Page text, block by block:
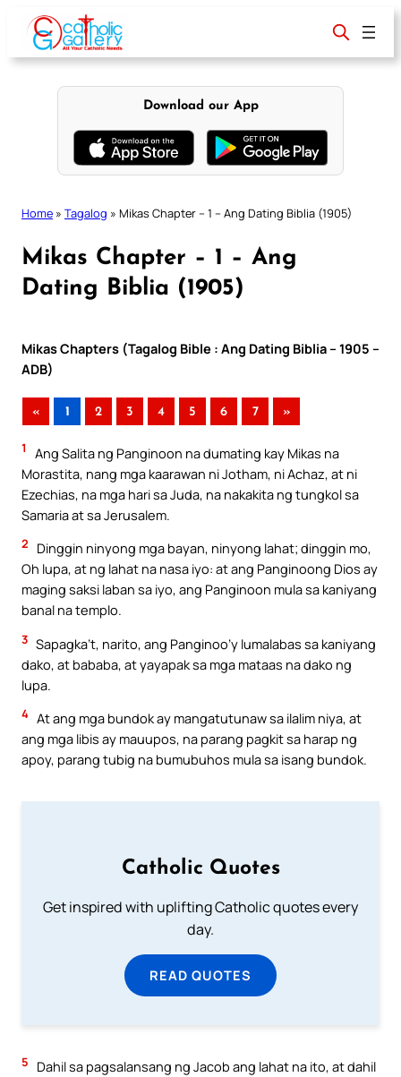
content
Download our App
Home » Tagalog » Mikas Chapter – 1 – Ang Dating Biblia (1905)
Mikas Chapter – 1 – Ang
Dating Biblia (1905)
Mikas Chapters (Tagalog Bible : Ang Dating Biblia – 1905 –
ADB)
« 1 2 3 4 5 6 7 »
1
Ang Salita ng Panginoon na dumating kay Mikas na
Morastita, nang mga kaarawan ni Jotham, ni Achaz, at ni
Ezechias, na mga hari sa Juda, na nakakita ng tungkol sa
Samaria at sa Jerusalem.
2
Dinggin ninyong mga bayan, ninyong lahat; dinggin mo,
Oh lupa, at ng lahat na nasa iyo: at ang Panginoong Dios ay
maging saksi laban sa iyo, ang Panginoon mula sa kaniyang
banal na templo.
3 Sapagka’t, narito, ang Panginoo’y lumalabas sa kaniyang
dako, at bababa, at yayapak sa mga mataas na dako ng
lupa.
4 At ang mga bundok ay mangatutunaw sa ilalim niya, at
ang mga libis ay mauupos, na parang pagkit sa harap ng
apoy, parang tubig na bumubuhos mula sa isang bundok.
Catholic Quotes
Get inspired with uplifting Catholic quotes every
day.
READ QUOTES
5
Dahil sa pagsalansang ng Jacob ang lahat na ito, at dahil